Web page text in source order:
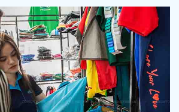
tạp dề đồng phục còn mang theo
nghiệp, tập thể. Hãy cùng tìm hiểu
nhé!